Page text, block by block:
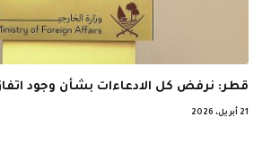
قطر: نرفض كل الادعاءات بشأن وجود اتفاق
21 أبريل، 2026